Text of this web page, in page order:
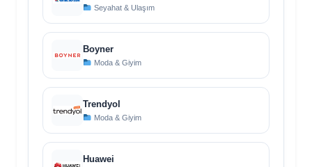
Seyahat & Ulaşım
Boyner
Moda & Giyim
Trendyol
Moda & Giyim
Huawei